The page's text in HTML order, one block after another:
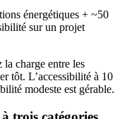
énergétiques + ~50
sur un projet
la charge entre les
tôt. L’accessibilité à 10
modeste est gérable.